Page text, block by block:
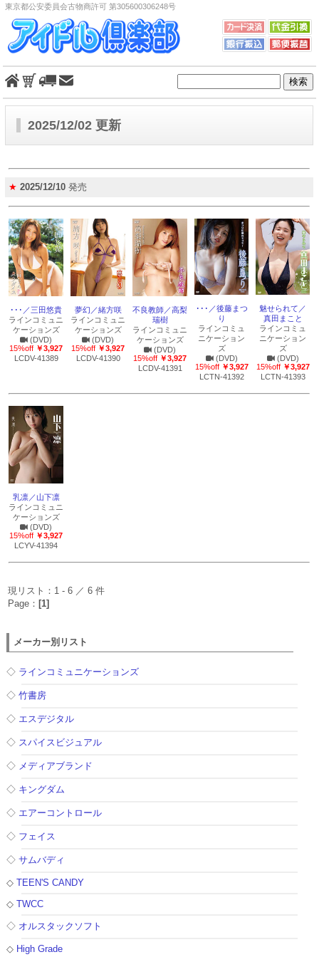
東京都公安委員会古物商許可 第305600306248号
2025/12/02 更新
★ 2025/12/10 発売
･･･／三田悠貴
ラインコミュニ
ケーションズ
(DVD)
15%off ￥3,927
LCDV-41389
夢幻／緒方咲
ラインコミュニ
ケーションズ
(DVD)
15%off ￥3,927
LCDV-41390
不良教師／高梨
瑞樹
ラインコミュニ
ケーションズ
(DVD)
15%off ￥3,927
LCDV-41391
･･･／後藤まつ
り
ラインコミュ
ニケーション
ズ
(DVD)
15%off ￥3,927
LCTN-41392
魅せられて／
真田まこと
ラインコミュ
ニケーション
ズ
(DVD)
15%off ￥3,927
LCTN-41393
乳凛／山下凛
ラインコミュニ
ケーションズ
(DVD)
15%off ￥3,927
LCYV-41394
現リスト：1 - 6 ／ 6 件
Page： [1]
メーカー別リスト
◇ ラインコミュニケーションズ
◇竹書房
◇ エスデジタル
◇ スパイスビジュアル
◇ メディアブランド
◇ キングダム
◇ エアーコントロール
◇ フェイス
◇サムバディ
◇TEEN'S CANDY
◇TWCC
◇ オルスタックソフト
◇ High Grade